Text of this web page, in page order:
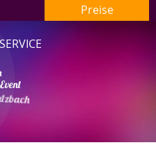
Preise